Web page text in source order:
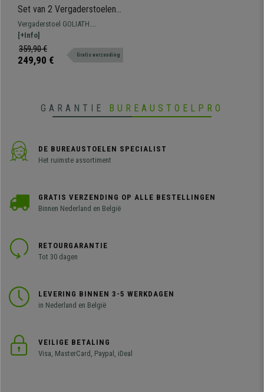
Set van 2 Vergaderstoelen
GOLIATH, Metalen Structuur,
Dikke Vulling en elegant
ontwerp, in Wit Leder
Vergaderstoel GOLIATH.
Comfortabele zitting en
rugleuning met dikke vulling,
bekleed met hoogwaardig
[+Info]
359,90 €
249,90 € Gratis verzending
GARANTIE BUREAUSTOELPRO
DE BUREAUSTOELEN SPECIALIST
Het ruimste assortiment
GRATIS VERZENDING OP ALLE BESTELLINGEN
Binnen Nederland en België
RETOURGARANTIE
Tot 30 dagen
LEVERING BINNEN 3-5 WERKDAGEN
in Nederland en België
VEILIGE BETALING
Visa, MasterCard, Paypal, iDeal